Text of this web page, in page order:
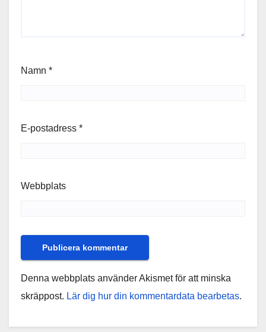
Namn *
E-postadress *
Webbplats
Denna webbplats använder Akismet för att minska
skräppost. Lär dig hur din kommentardata bearbetas.